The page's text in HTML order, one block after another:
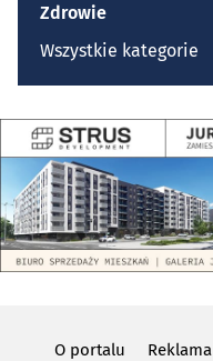
Zdrowie
Wszystkie kategorie
O portalu Reklama